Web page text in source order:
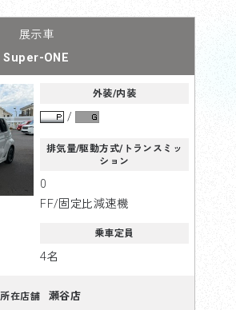
外装/内装
Super-ONE
排気量/駆動方式/トランスミッ
ション
0
FF/固定比減速機
乗車定員
4名
所在店舗 瀬谷店